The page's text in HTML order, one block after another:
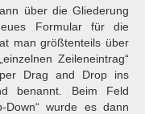
über die Gliederung
Formular für die
man größtenteils über
Zeileneintrag“
per Drag and Drop ins
benannt. Beim Feld
Down“ wurde es dann